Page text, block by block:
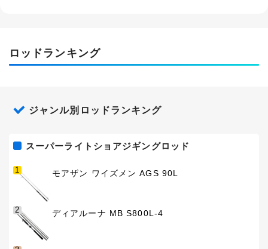
ロッドランキング
ジャンル別ロッドランキング
スーパーライトショアジギングロッド
1 モアザン ワイズメン AGS 90L
2 ディアルーナ MB S800L-4